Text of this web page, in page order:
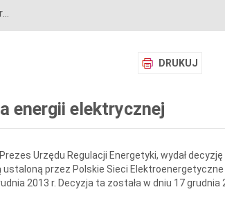
Komunikat OSP dot. Taryfy dla energii elektrycznej
DRUKUJ
energii elektrycznej
Urzędu Regulacji Energetyki, wydał
przez Polskie Sieci Elektroenergetyczne
2013 r. Decyzja ta została w dniu 17 grudnia